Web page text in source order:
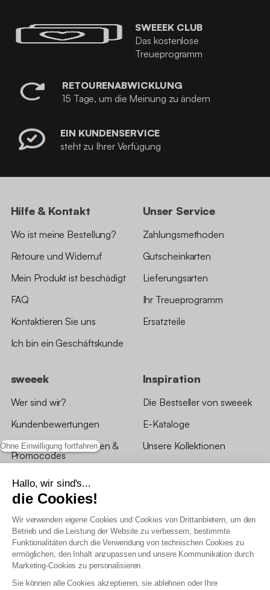
Ohne Einwilligung fortfahren
Hallo, wir sind's...
die Cookies!
Wir verwenden eigene Cookies und Cookies von Drittanbietern, um den
Betrieb und die Leistung der Website zu verbessern, bestimmte
Funktionalitäten durch die Verwendung von technischen Cookies zu
ermöglichen, den Inhalt anzupassen und unsere Kommunikation durch
Marketing-Cookies zu personalisieren.
Sie können alle Cookies akzeptieren, sie ablehnen oder Ihre
SWEEEK CLUB
Das kostenlose
Treueprogramm
RETOURENABWICKLUNG
15 Tage, um die Meinung zu ändern
EIN KUNDENSERVICE
steht zu Ihrer Verfügung
Hilfe & Kontakt
Wo ist meine Bestellung?
Retoure und Widerruf
Mein Produkt ist beschädigt
FAQ
Kontaktieren Sie uns
Ich bin ein Geschäftskunde
Unser Service
Zahlungsmethoden
Gutscheinkarten
Lieferungsarten
Ihr Treueprogramm
Ersatzteile
sweeek
Wer sind wir?
Kundenbewertungen
*Angebotsbedingungen &
Promocodes
Bewertungen von sweeek
Unsere Geschäfte
Inspiration
Die Bestseller von sweeek
E-Kataloge
Unsere Kollektionen
AGB Treueprogramm